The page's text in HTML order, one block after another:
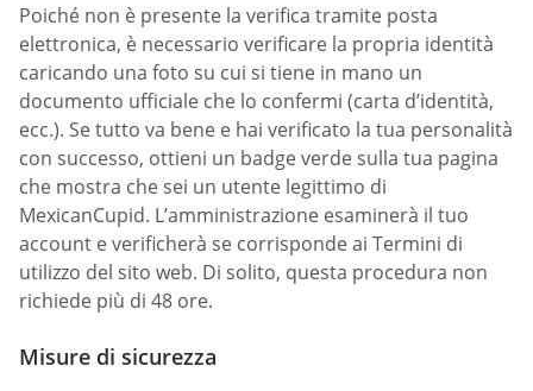
Poiché non è presente la verifica tramite posta
elettronica, è necessario verificare la propria identità
caricando una foto su cui si tiene in mano un
documento ufficiale che lo confermi (carta d’identità,
ecc.). Se tutto va bene e hai verificato la tua personalità
con successo, ottieni un badge verde sulla tua pagina
che mostra che sei un utente legittimo di
MexicanCupid. L’amministrazione esaminerà il tuo
account e verificherà se corrisponde ai Termini di
utilizzo del sito web. Di solito, questa procedura non
richiede più di 48 ore.
Misure di sicurezza